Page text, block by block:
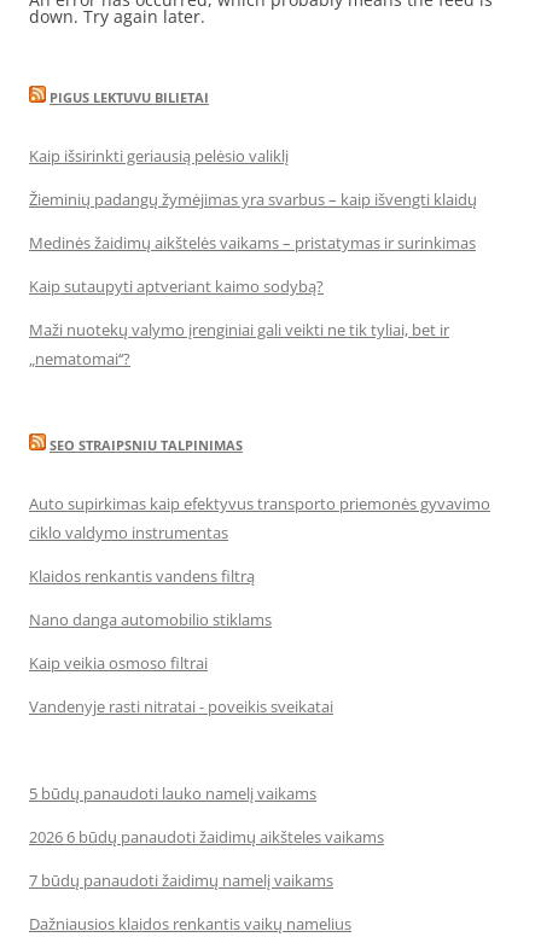
down. Try again later.
PIGUS LEKTUVU BILIETAI
Kaip išsirinkti geriausią pelėsio valiklį
Žieminių padangų žymėjimas yra svarbus – kaip išvengti klaidų
Medinės žaidimų aikštelės vaikams – pristatymas ir surinkimas
Kaip sutaupyti aptveriant kaimo sodybą?
Maži nuotekų valymo įrenginiai gali veikti ne tik tyliai, bet ir
„nematomai‘‘?
SEO STRAIPSNIU TALPINIMAS
Auto supirkimas kaip efektyvus transporto priemonės gyvavimo
ciklo valdymo instrumentas
Klaidos renkantis vandens filtrą
Nano danga automobilio stiklams
Kaip veikia osmoso filtrai
Vandenyje rasti nitratai - poveikis sveikatai
5 būdų panaudoti lauko namelį vaikams
2026 6 būdų panaudoti žaidimų aikšteles vaikams
7 būdų panaudoti žaidimų namelį vaikams
Dažniausios klaidos renkantis vaikų namelius